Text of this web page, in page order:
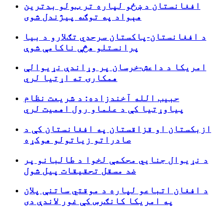
افغانستان د ښځو لپاره تر ټولو بدترین
هېواد په توګه پیژندل شوی
د افغانستان-پاکستان سرحدي تګلارو د بیا
پرانستلو هڅې ناکامې شوې
امریکا د داعش-خرسان پر وړاندې نړیوالې
همکارۍ ته اړتیا لري
حبیب الله آخندزاده: د شریعت نظام
پیاوړتیا کې د علماو رول اهمیت لري
ازبکستان او قزاقستان په افغانستان کې د
صادراتو زیاتولو هوکړه
د نړیوال جنایي محکمې لخوا د طالبانو پر
ضد مسقل تحقیقات پیل شول
د افغان اتباعو لپاره د موقتي ساتنې پلان
په امریکا کانګرس کې غور لاندې دی